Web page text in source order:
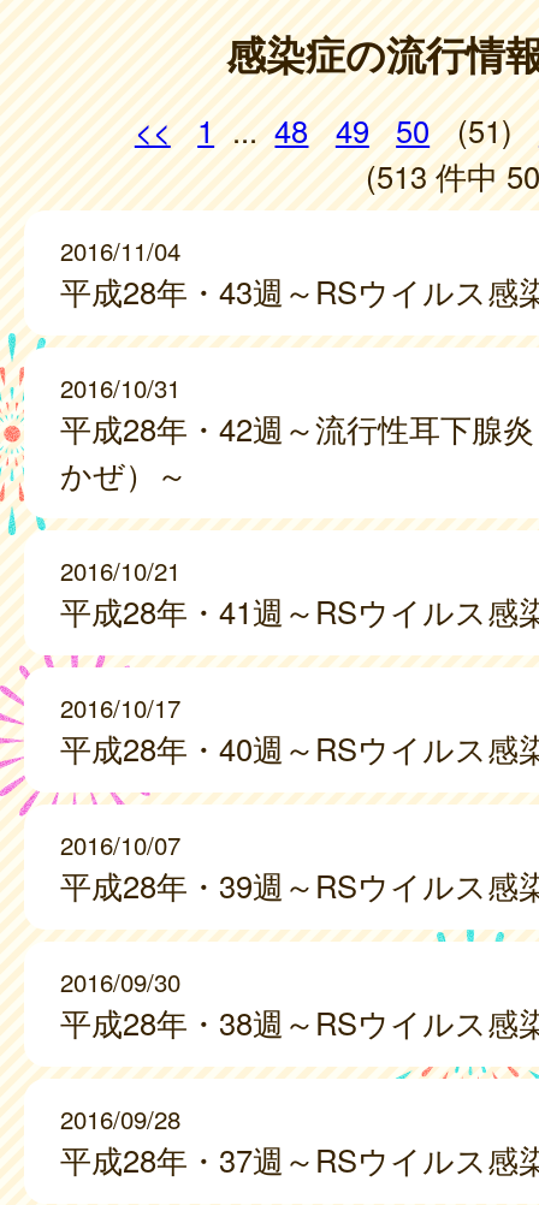
感染症の流行情
<< 1 ... 48 49 50 (51)
(513 件中
2016/11/04
平成28年・43週～RSウイルス感
2016/10/31
平成28年・42週～流行性耳下腺
かぜ）～
2016/10/21
平成28年・41週～RSウイルス感
2016/10/17
平成28年・40週～RSウイルス感
2016/10/07
平成28年・39週～RSウイルス感
2016/09/30
平成28年・38週～RSウイルス感
2016/09/28
平成28年・37週～RSウイルス感